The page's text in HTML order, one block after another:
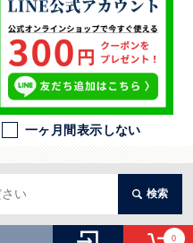
一ヶ月間表示しない
0
検索
TOP
方針 法人のお客様
inc. All Rights Reserverd